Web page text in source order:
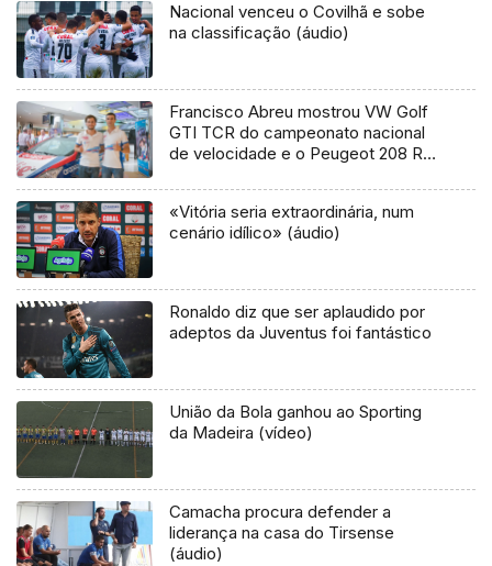
Nacional venceu o Covilhã e sobe
na classificação (áudio)
Francisco Abreu mostrou VW Golf
GTI TCR do campeonato nacional
de velocidade e o Peugeot 208 R2
«Vitória seria extraordinária, num
cenário idílico» (áudio)
Ronaldo diz que ser aplaudido por
adeptos da Juventus foi fantástico
União da Bola ganhou ao Sporting
da Madeira (vídeo)
Camacha procura defender a
liderança na casa do Tirsense
(áudio)